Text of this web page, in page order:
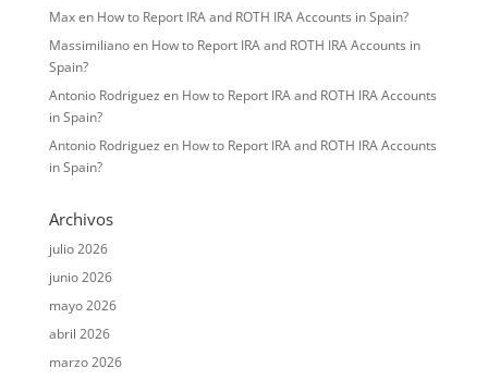
Maxen How to Report IRA and ROTH IRA Accounts in Spain?
Massimilianoen How to Report IRA and ROTH IRA Accounts in
Spain?
Antonio Rodriguez en How to Report IRA and ROTH IRA Accounts
in Spain?
Antonio Rodriguez en How to Report IRA and ROTH IRA Accounts
in Spain?
Archivos
julio 2026
junio 2026
mayo 2026
abril 2026
marzo 2026